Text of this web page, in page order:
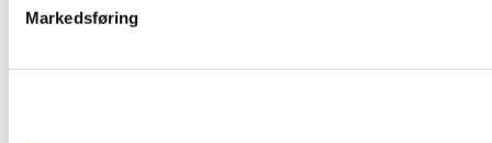
Markedsføring